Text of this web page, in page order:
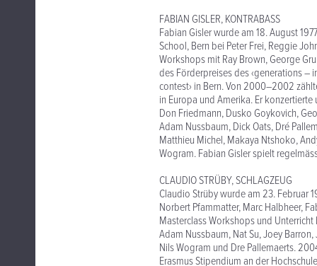
FABIAN GISLER, KONTRABASS
Fabian Gisler wurde am 18. August
School, Bern bei Peter Frei, Reggie
Workshops mit Ray Brown, George
des Förderpreises des ‹generations –
contest› in Bern. Von 2000–2002
in Europa und Amerika. Er
Don Friedmann, Dusko Goykovich,
Adam Nussbaum, Dick Oats, Dré
Matthieu Michel, Makaya Ntshoko,
Wogram. Fabian Gisler spielt
CLAUDIO STRÜBY, SCHLAGZEUG
Claudio Strüby wurde am 23. Februar
Norbert Pfammatter, Marc Halbheer,
Masterclass Workshops und
Adam Nussbaum, Nat Su, Joey
Nils Wogram und Dre Pallemaerts.
Erasmus Stipendium an der